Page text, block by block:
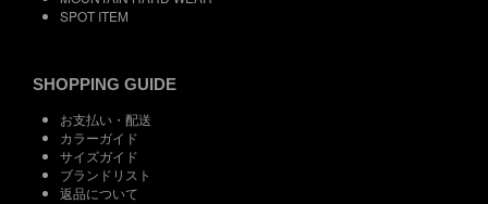
SPOT ITEM
SHOPPING GUIDE
お支払い・配送
カラーガイド
サイズガイド
ブランドリスト
返品について